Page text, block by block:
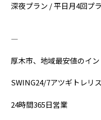
深夜プラン / 平日月4回プ
―――――――――――――――――――――――――
厚木市、地域最安値のイ
SWING24/7アツギトレリ
24時間365日営業